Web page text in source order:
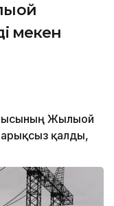
мекен
Жылыой
қалды,